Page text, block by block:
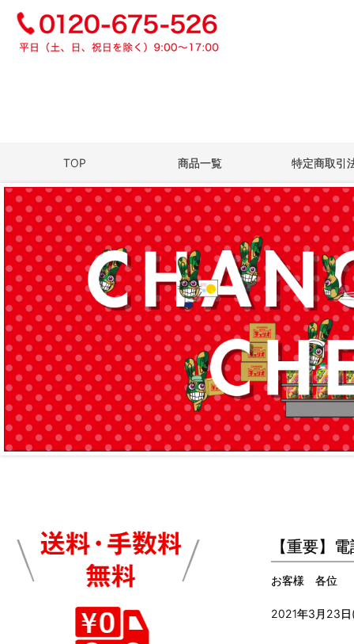
TOP 商品一覧 特定商取引
【重要】
お客様 各位
2021年3月23日